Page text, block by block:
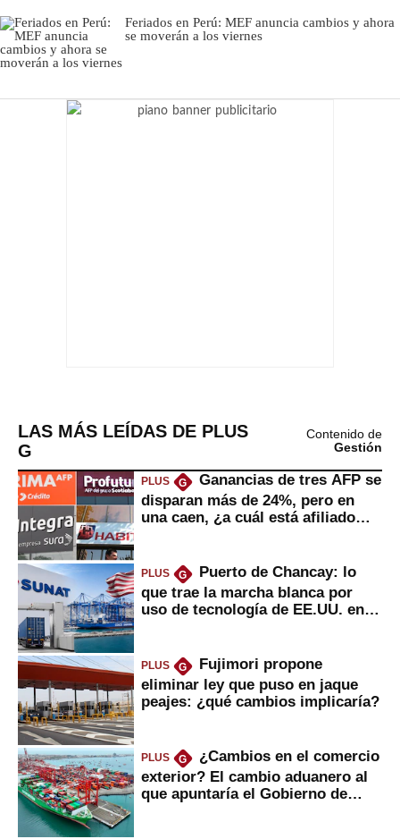
Feriados en Perú: MEF anuncia cambios y ahora
se moverán a los viernes
LAS MÁS LEÍDAS DE PLUS
G
Contenido de
Gestión
PLUS G
Ganancias de tres AFP se
disparan más de 24%, pero en
una caen, ¿a cuál está afiliado
PLUS G
Puerto de Chancay: lo
que trae la marcha blanca por
uso de tecnología de EE.UU. en
PLUS G
Fujimori propone
eliminar ley que puso en jaque
peajes: ¿qué cambios implicaría?
PLUS G
¿Cambios en el comercio
exterior? El cambio aduanero al
que apuntaría el Gobierno de